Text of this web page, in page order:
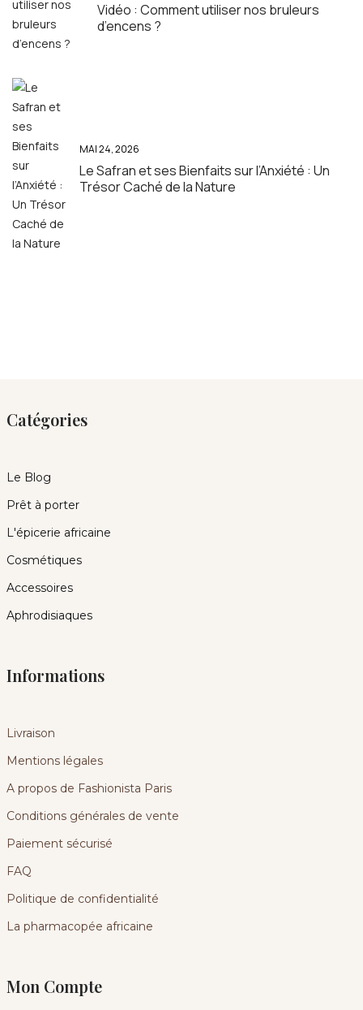
Vidéo : Comment utiliser nos bruleurs
d’encens ?
MAI 24, 2026
Le Safran et ses Bienfaits sur l’Anxiété : Un
Trésor Caché de la Nature
Catégories
Le Blog
Prêt à porter
L'épicerie africaine
Cosmétiques
Accessoires
Aphrodisiaques
Informations
Livraison
Mentions légales
A propos de Fashionista Paris
Conditions générales de vente
Paiement sécurisé
FAQ
Politique de confidentialité
La pharmacopée africaine
Mon Compte